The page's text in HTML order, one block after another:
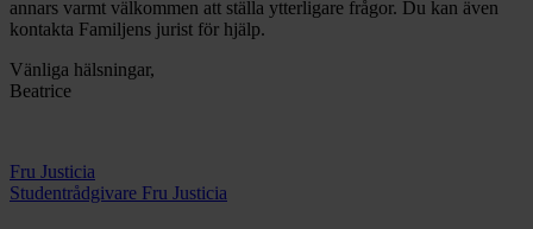
annars varmt välkommen att ställa ytterligare frågor. Du kan även
kontakta Familjens jurist för hjälp.
Vänliga hälsningar,
Beatrice
Fru Justicia
Studentrådgivare Fru Justicia